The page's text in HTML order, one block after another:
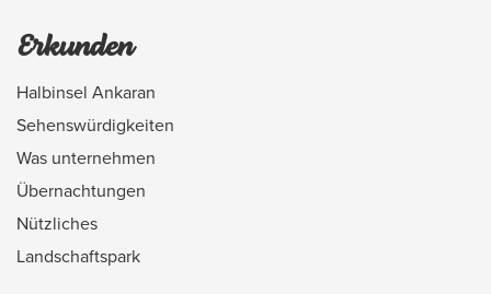
Erkunden
Halbinsel Ankaran
Sehenswürdigkeiten
Was unternehmen
Übernachtungen
Nützliches
Landschaftspark